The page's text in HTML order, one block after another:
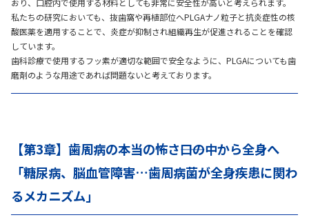
おり、口腔内で使用する材料としても非常に安全性が高いと考えられます。
私たちの研究においても、抜歯窩や再植部位へPLGAナノ粒子と抗炎症性の核
酸医薬を適用することで、炎症が抑制され組織再生が促進されることを確認
しています。
歯科診療で使用するフッ素が適切な範囲で安全なように、PLGAについても歯
磨剤のような用途であれば問題ないと考えております。
【第3章】歯周病の本当の怖さ――口の中から全身へ
「糖尿病、脳血管障害…歯周病菌が全身疾患に関わ
るメカニズム」